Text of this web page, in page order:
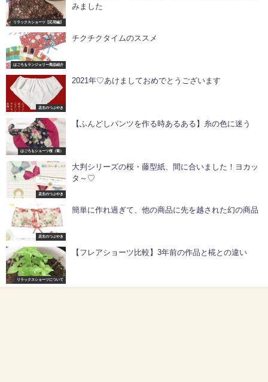
リラックスショーツ【応用編】
みました
はごろもランジェリー商品紹介
チクチクタイムのススメ
店主のつぶやき
2021年♡あけましておめでとうございます
はごろもショーツ桜（菊）
【ふんどしパンツを作る時あるある】糸の色に迷う
店主のつぶやき
大判シリーズの桜・藤型紙、間に合いました！ヨカッ
タ～♡
店主のつぶやき
簡単に作れ過ぎて、他の商品に先を越された幻の商品
リラックスショーツについて
【フレアショーツ比較】3年前の作品と椛との違い